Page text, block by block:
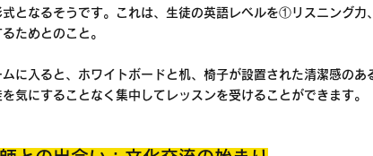
式となるそうです。これは、生徒の英語レベルを①リスニン
ためとのこと。
ムに入ると、ホワイトボードと机、椅子が設置された清潔感の
気にすることなく集中してレッスンを受けることができます。